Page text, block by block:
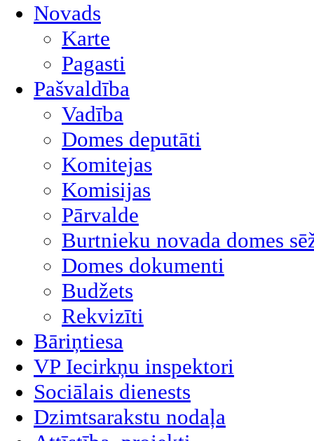
Novads
Karte
Pagasti
Pašvaldība
Vadība
Domes deputāti
Komitejas
Komisijas
Pārvalde
Burtnieku novada domes
Domes dokumenti
Budžets
Rekvizīti
Bāriņtiesa
VP Iecirkņu inspektori
Sociālais dienests
Dzimtsarakstu nodaļa